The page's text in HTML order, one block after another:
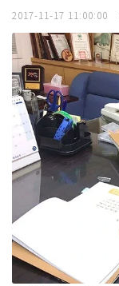
2017-11-17 11:00:00